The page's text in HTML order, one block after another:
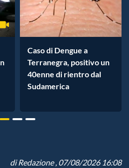
Caso di Dengue a
Terranegra, positivo un
40enne di rientro dal
Sudamerica
diRedazione, 07/08/2026 16:08